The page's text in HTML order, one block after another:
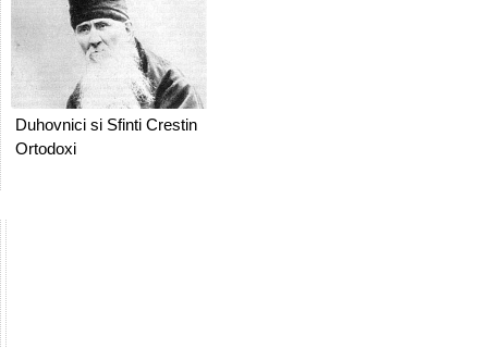
Duhovnici si Sfinti Crestin
Ortodoxi